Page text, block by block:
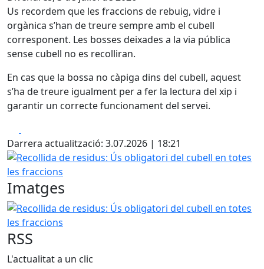
Us recordem que les fraccions de rebuig, vidre i
orgànica s’han de treure sempre amb el cubell
corresponent. Les bosses deixades a la via pública
sense cubell no es recolliran.
En cas que la bossa no càpiga dins del cubell, aquest
s’ha de treure igualment per a fer la lectura del xip i
garantir un correcte funcionament del servei.
Darrera actualització: 3.07.2026 | 18:21
Recollida de residus: Ús obligatori del cubell en totes les
Imatges
Recollida de residus: Ús obligatori del cubell en totes les
RSS
L'actualitat a un clic